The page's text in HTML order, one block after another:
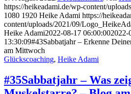
https://heikeadami.de/wp-content/
1080 1920 Heike Adami https://
content/uploads/2021/09/
Heike Adami2022-08-17 06:00:002022-
13:30:09#43Sabbatjahr – Erkenne
am Mittwoch
Glückscoaching, Heike Adami
#35Sabbatjahr – Was